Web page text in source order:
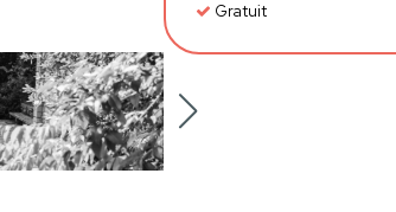
Gratuit